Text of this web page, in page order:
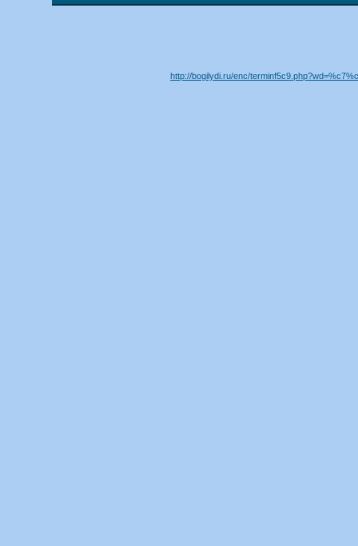
http://bogilydi.ru/enc/